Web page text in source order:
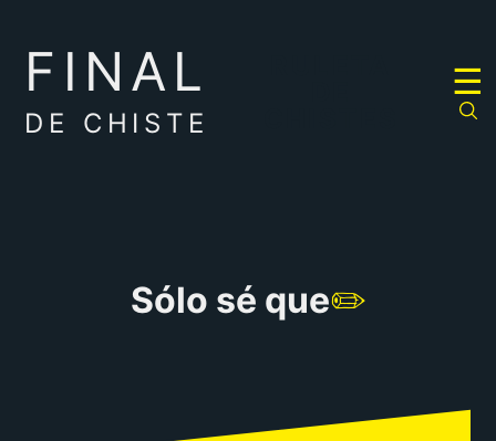
FINAL
DE CHISTE
☰
Sólo sé que✏️